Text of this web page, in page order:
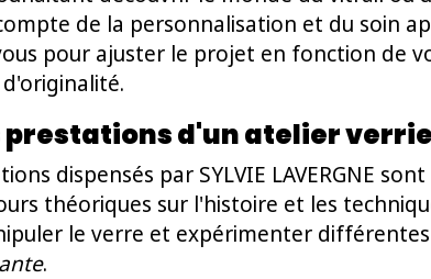
de la personnalisation et du soin
pour ajuster le projet en fonction de
prestations d'un atelier
dispensés par SYLVIE LAVERGNE
théoriques sur l'histoire et les
le verre et expérimenter
.